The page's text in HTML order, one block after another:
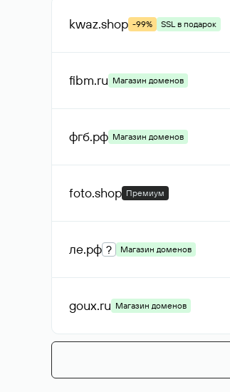
kwaz.shop -99% SSL в подарок
fibm.ru Магазин доменов
фгб.рф Магазин доменов
foto.shop Премиум
ле.рф ? Магазин доменов
goux.ru Магазин доменов